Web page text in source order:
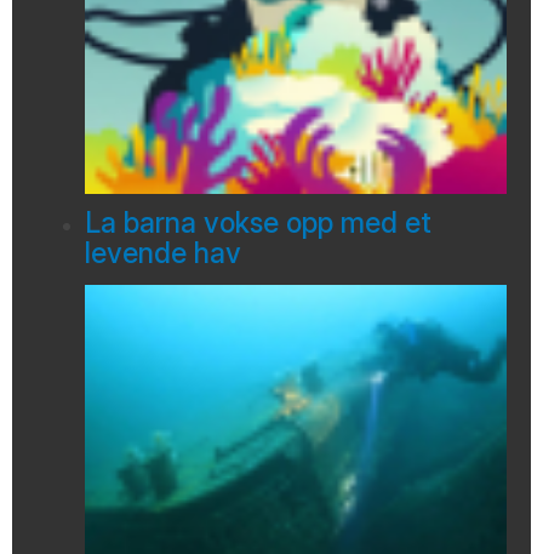
La barna vokse opp med et
levende hav